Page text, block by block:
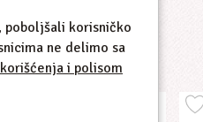
korisničko
ne delimo sa
i polisom